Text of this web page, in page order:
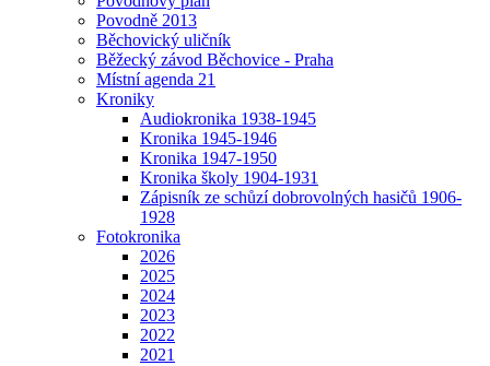
Povodně 2013
Běchovický uličník
Běžecký závod Běchovice - Praha
Místní agenda 21
Kroniky
Audiokronika 1938-1945
Kronika 1945-1946
Kronika 1947-1950
Kronika školy 1904-1931
Zápisník ze schůzí dobrovolných hasičů 1906-
1928
Fotokronika
2026
2025
2024
2023
2022
2021